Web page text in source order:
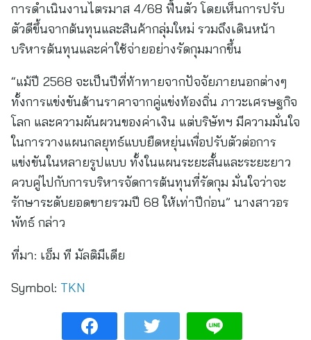
การดำเนินงานไตรมาส 4/68 ฟื้นตัว โดยเห็นการปรับ
ตัวดีขึ้นจากต้นทุนและสินค้ากลุ่มใหม่ รวมถึงเดินหน้า
บริหารต้นทุนและค่าใช้จ่ายอย่างรัดกุมมากขึ้น
“แม้ปี 2568 จะเป็นปีที่ท้าทายจากปัจจัยภายนอกต่างๆ
ทั้งการแข่งขันด้านราคาจากคู่แข่งท้องถิ่น ภาวะเศรษฐกิจ
โลก และความผันผวนของค่าเงิน แต่บริษัทฯ มีความมั่นใจ
ในการวางแผนกลยุทธ์แบบยืดหยุ่นเพื่อปรับตัวต่อการ
แข่งขันในหลายรูปแบบ ทั้งในแผนระยะสั้นและระยะยาว
ควบคู่ไปกับการบริหารจัดการต้นทุนที่รัดกุม มั่นใจว่าจะ
รักษาระดับยอดขายรวมปี 68 ให้เท่าปีก่อน” นางสาวอร
พัทธ์ กล่าว
ที่มา: เอ็ม ที มัลติมีเดีย
Symbol: TKN